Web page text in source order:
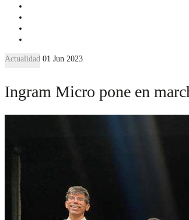
Actualidad 01 Jun 2023
Ingram Micro pone en